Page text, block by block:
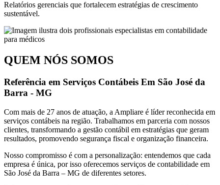
Relatórios gerenciais que fortalecem estratégias de crescimento
sustentável.
QUEM NÓS SOMOS
Referência em Serviços Contábeis Em São José da
Barra - MG
Com mais de 27 anos de atuação, a Ampliare é líder reconhecida em
serviços contábeis na região. Trabalhamos em parceria com nossos
clientes, transformando a gestão contábil em estratégias que geram
resultados, promovendo segurança fiscal e organização financeira.
Nosso compromisso é com a personalização: entendemos que cada
empresa é única, por isso oferecemos serviços de contabilidade em
São José da Barra – MG de diferentes setores.